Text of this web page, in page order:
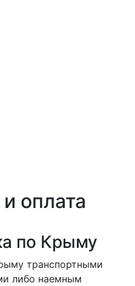
оплата
по Крыму
транспортными
либо наемным